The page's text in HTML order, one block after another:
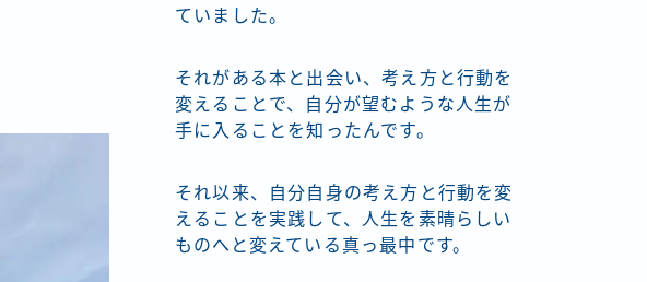
ていました。
それがある本と出会い、考え方と行動を
変えることで、自分が望むような人生が
手に入ることを知ったんです。
それ以来、自分自身の考え方と行動を変
えることを実践して、人生を素晴らしい
ものへと変えている真っ最中です。